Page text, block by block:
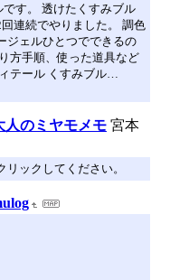
す。 透けたくすみブル
連続でやりました。 調色
ジェルひとつでできるの
方手順、使った道具など
テール くすみブル…
人のミヤモメモ 宮本
ックしてください。